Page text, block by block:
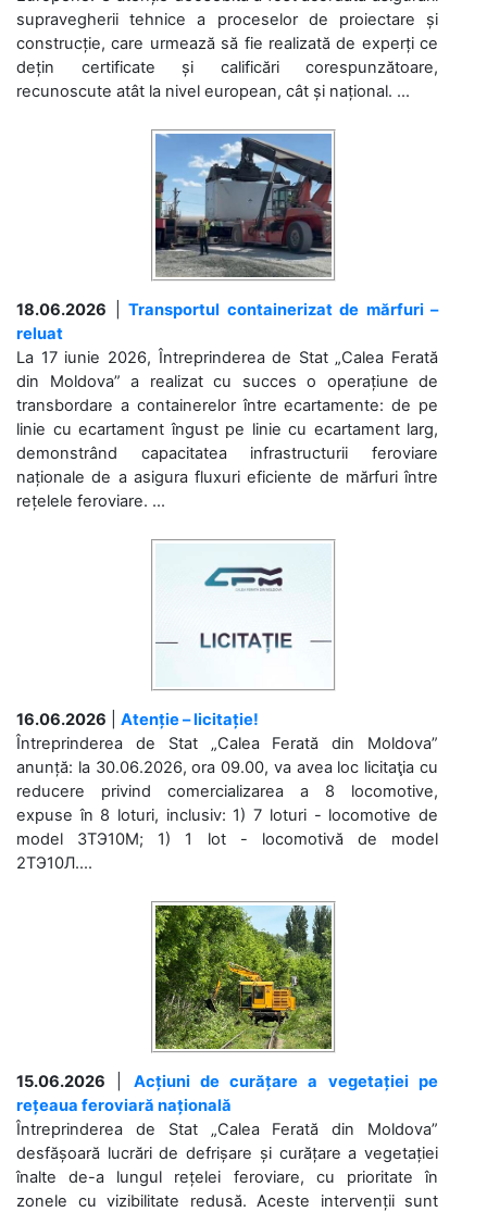
supravegherii tehnice a proceselor de proiectare și
construcție, care urmează să fie realizată de experți ce
dețin certificate și calificări corespunzătoare,
recunoscute atât la nivel european, cât și național. ...
18.06.2026
Transportul containerizat de mărfuri –
reluat
La 17 iunie 2026, Întreprinderea de Stat „Calea Ferată
din Moldova” a realizat cu succes o operațiune de
transbordare a containerelor între ecartamente: de pe
linie cu ecartament îngust pe linie cu ecartament larg,
demonstrând capacitatea infrastructurii feroviare
naționale de a asigura fluxuri eficiente de mărfuri între
rețelele feroviare. ...
16.06.2026
Atenție – licitație!
Întreprinderea de Stat „Calea Ferată din Moldova”
anunță: la 30.06.2026, ora 09.00, va avea loc licitaţia cu
reducere privind comercializarea a 8 locomotive,
expuse în 8 loturi, inclusiv: 1) 7 loturi - locomotive de
model 3ТЭ10М; 1) 1 lot - locomotivă de model
2ТЭ10Л....
15.06.2026
Acțiuni de curățare a vegetației pe
rețeaua feroviară națională
Întreprinderea de Stat „Calea Ferată din Moldova”
desfășoară lucrări de defrișare și curățare a vegetației
înalte de-a lungul rețelei feroviare, cu prioritate în
zonele cu vizibilitate redusă. Aceste intervenții sunt